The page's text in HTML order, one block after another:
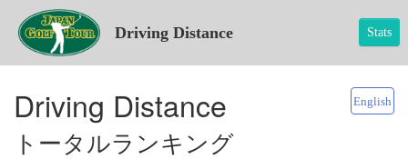
Driving Distance Stats
Driving Distance
トータルランキング
English